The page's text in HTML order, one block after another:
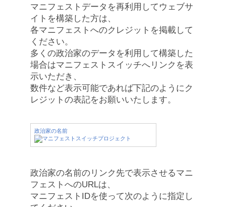
マニフェストデータを再利用してウェブサ
イトを構築した方は、
各マニフェストへのクレジットを掲載して
ください。
多くの政治家のデータを利用して構築した
場合はマニフェストスイッチへリンクを表
示いただき、
数件など表示可能であれば下記のようにク
レジットの表記をお願いいたします。
政治家の名前
政治家の名前のリンク先で表示させるマニ
フェストへのURLは、
マニフェストIDを使って次のように指定し